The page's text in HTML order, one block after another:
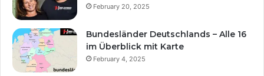
February 20, 2025
Bundesländer Deutschlands – Alle 16
im Überblick mit Karte
February 4, 2025